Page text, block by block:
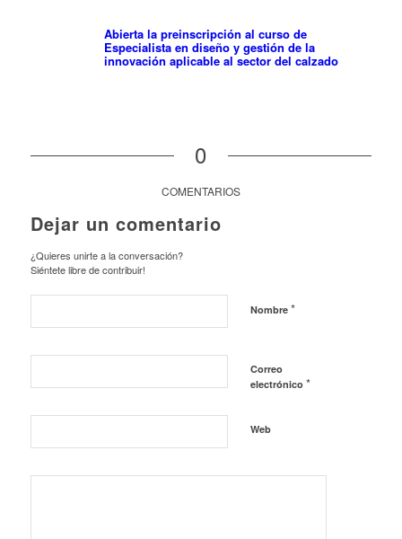
Abierta la preinscripción al curso de
Especialista en diseño y gestión de la
innovación aplicable al sector del calzado
0
COMENTARIOS
Dejar un comentario
¿Quieres unirte a la conversación?
Siéntete libre de contribuir!
Nombre *
Correo
electrónico *
Web